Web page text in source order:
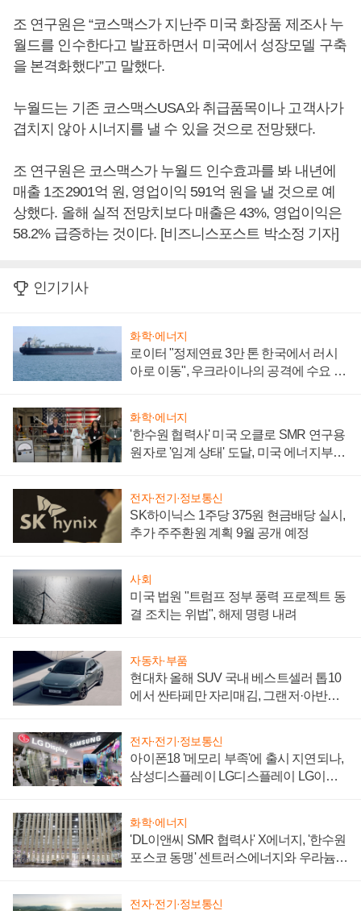
조 연구원은 “코스맥스가 지난주 미국 화장품 제조사 누
월드를 인수한다고 발표하면서 미국에서 성장모델 구축
을 본격화했다”고 말했다.
누월드는 기존 코스맥스USA와 취급품목이나 고객사가
겹치지 않아 시너지를 낼 수 있을 것으로 전망됐다.
조 연구원은 코스맥스가 누월드 인수효과를 봐 내년에
매출 1조2901억 원, 영업이익 591억 원을 낼 것으로 예
상했다. 올해 실적 전망치보다 매출은 43%, 영업이익은
58.2% 급증하는 것이다. [비즈니스포스트 박소정 기자]
인기기사
화학·에너지
로이터 "정제연료 3만 톤 한국에서 러시
아로 이동", 우크라이나의 공격에 수요 늘
화학·에너지
'한수원 협력사' 미국 오클로 SMR 연구용
원자로 '임계 상태' 도달, 미국 에너지부
전자·전기·정보통신
SK하이닉스 1주당 375원 현금배당 실시,
추가 주주환원 계획 9월 공개 예정
사회
미국 법원 "트럼프 정부 풍력 프로젝트 동
결 조치는 위법", 해제 명령 내려
자동차·부품
현대차 올해 SUV 국내 베스트셀러 톱10
에서 싼타페만 자리매김, 그랜저·아반떼
전자·전기·정보통신
아이폰18 '메모리 부족'에 출시 지연되나,
삼성디스플레이 LG디스플레이 LG이노
화학·에너지
'DL이앤씨 SMR 협력사' X에너지, '한수원
포스코 동맹' 센트러스에너지와 우라늄
전자·전기·정보통신